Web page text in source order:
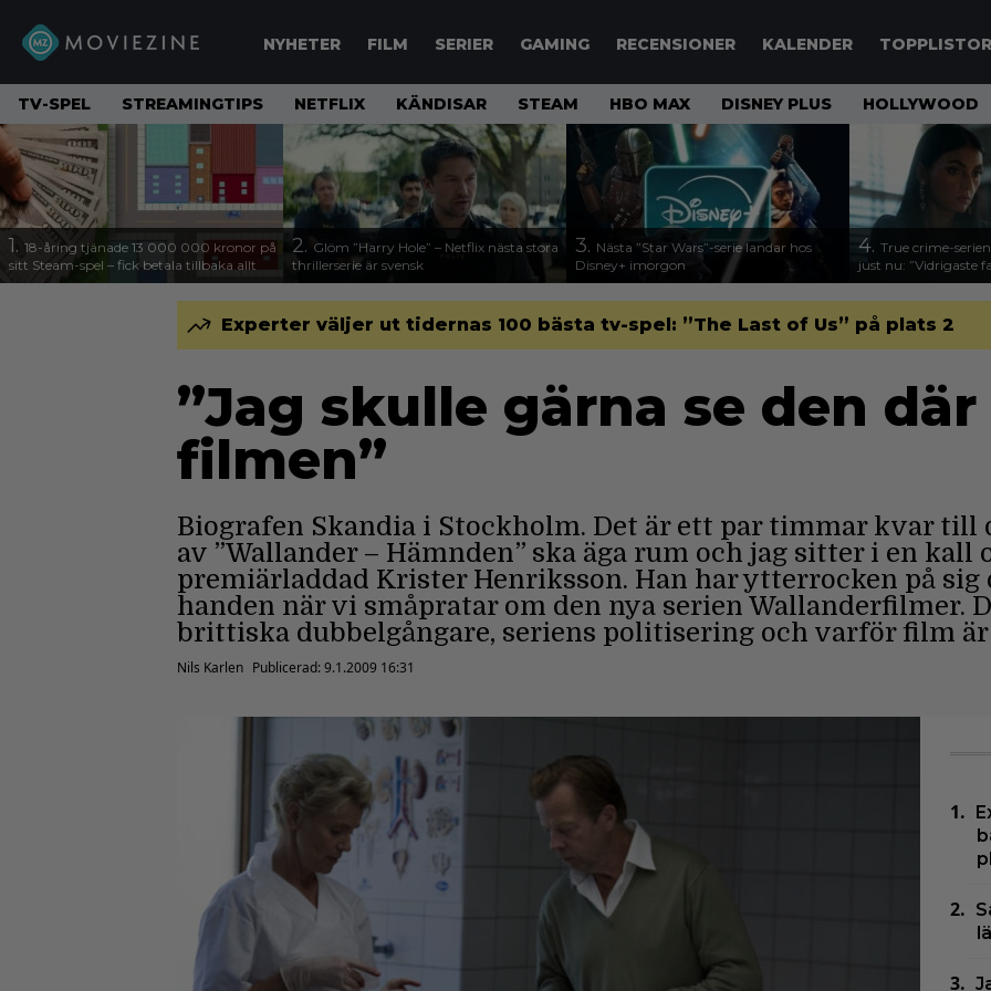
NYHETER FILM SERIER GAMING RECENSIONER KALENDER TOPPLISTOR
TV-SPEL STREAMINGTIPS NETFLIX KÄNDISAR STEAM HBO MAX DISNEY PLUS HOLLYWOOD
1. 18-åring tjänade 13 000 000 kronor på
sitt Steam-spel – fick betala tillbaka allt
2. Glöm ”Harry Hole” – Netflix nästa stora
thrillerserie är svensk
3. Nästa ”Star Wars”-serie landar hos
Disney+ imorgon
4. True crime-
just nu: ”Vidrigaste
Experter väljer ut tidernas 100 bästa tv-spel: ”The Last of Us” på plats 2
”Jag skulle gärna se den
filmen”
Biografen Skandia i Stockholm. Det är ett par timmar kvar till
av ”Wallander – Hämnden” ska äga rum och jag sitter i en kall
premiärladdad Krister Henriksson. Han har ytterrocken på
handen när vi småpratar om den nya serien Wallanderfilmer.
brittiska dubbelgångare, seriens politisering och varför film
Nils Karlen Publicerad:9.1.2009 16:31